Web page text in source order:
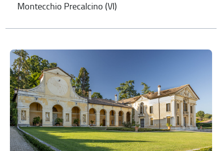
Montecchio Precalcino (VI)